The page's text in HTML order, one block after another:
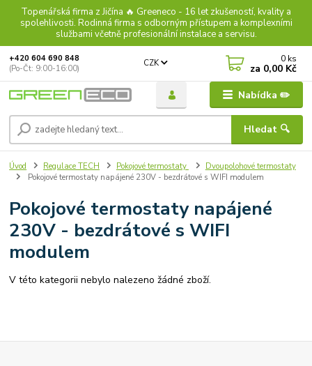
Topenářská firma z Jičína 🔥 Greeneco - 16 let zkušeností, kvality a
spolehlivosti. Rodinná firma s odborným přístupem a komplexními
službami včetně profesionální instalace a servisu.
Nabídka ✏️
CZK
Hledat 🔍
+420 604 690 848
(Po-Čt: 9:00-16:00)
0 ks
za 0,00 Kč
Úvod Regulace TECH Pokojové termostaty
Dvoupolohové termostaty
Pokojové termostaty napájené 230V - bezdrátové s WIFI modulem
Pokojové termostaty napájené
230V - bezdrátové s WIFI
modulem
V této kategorii nebylo nalezeno žádné zboží.